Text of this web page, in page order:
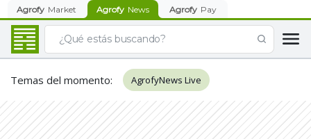
Agrofy Market Agrofy News Agrofy Pay
Temas del momento: AgrofyNews Live